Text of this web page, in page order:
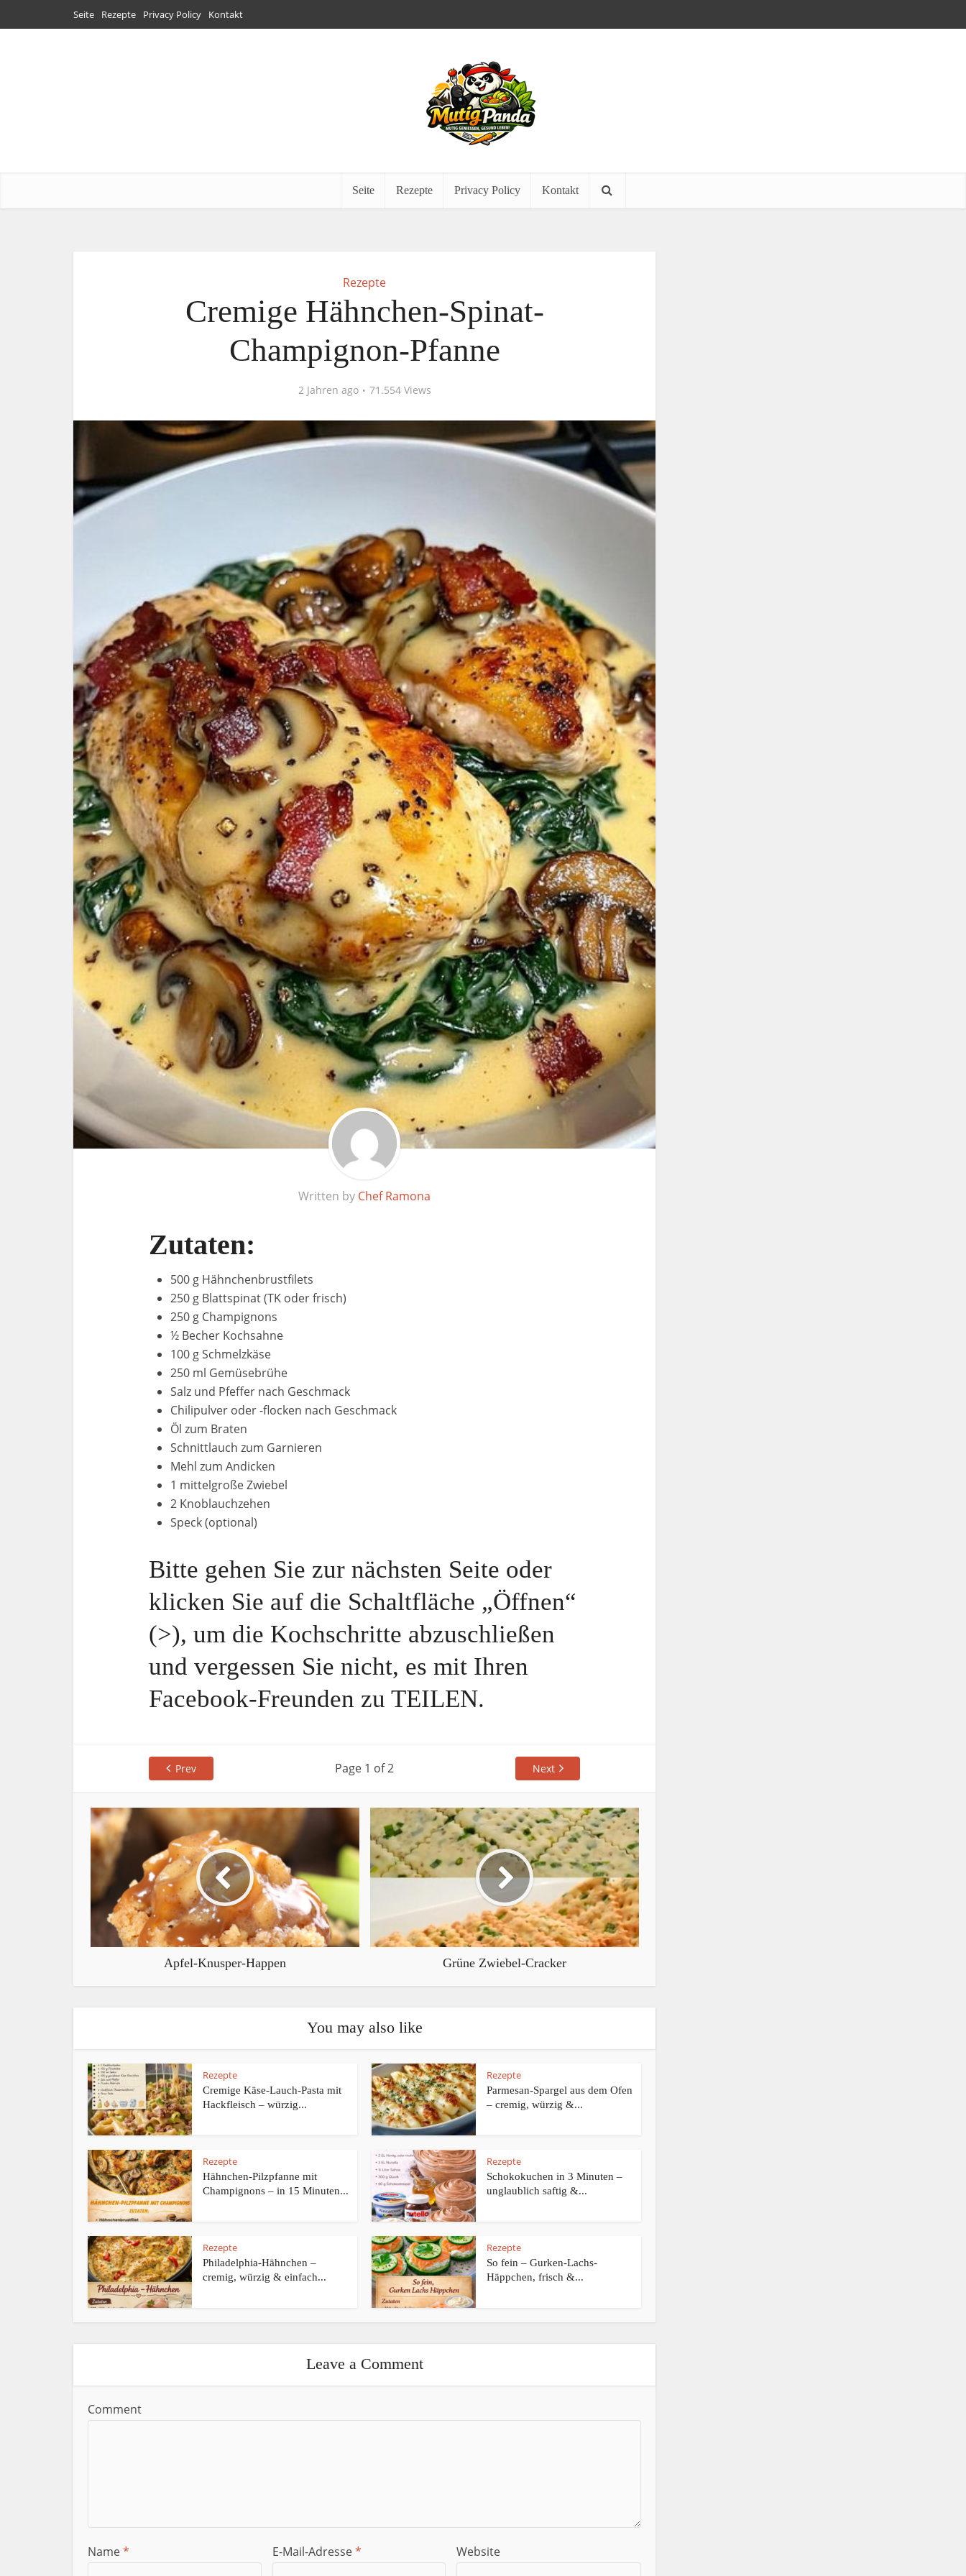
Seite Rezepte Privacy Policy Kontakt
Seite Rezepte Privacy Policy Kontakt
Rezepte
Cremige Hähnchen-Spinat-
Champignon-Pfanne
2 Jahren ago 71.554 Views
Written by Chef Ramona
Zutaten:
500 g Hähnchenbrustfilets
250 g Blattspinat (TK oder frisch)
250 g Champignons
½ Becher Kochsahne
100 g Schmelzkäse
250 ml Gemüsebrühe
Salz und Pfeffer nach Geschmack
Chilipulver oder -flocken nach Geschmack
Öl zum Braten
Schnittlauch zum Garnieren
Mehl zum Andicken
1 mittelgroße Zwiebel
2 Knoblauchzehen
Speck (optional)
Bitte gehen Sie zur nächsten Seite oder
klicken Sie auf die Schaltfläche „Öffnen“
(>), um die Kochschritte abzuschließen
und vergessen Sie nicht, es mit Ihren
Facebook-Freunden zu TEILEN.
Page 1 of 2
Prev Next
Apfel-Knusper-Happen Grüne Zwiebel-Cracker
You may also like
Rezepte
Cremige Käse-Lauch-Pasta mit
Hackfleisch – würzig...
Rezepte
Parmesan-Spargel aus dem Ofen
– cremig, würzig &...
Rezepte
Hähnchen-Pilzpfanne mit
Champignons – in 15 Minuten...
Rezepte
Schokokuchen in 3 Minuten –
unglaublich saftig &...
Rezepte
Philadelphia-Hähnchen –
cremig, würzig & einfach...
Rezepte
So fein – Gurken-Lachs-
Häppchen, frisch &...
Leave a Comment
Comment
Name* E-Mail-Adresse* Website